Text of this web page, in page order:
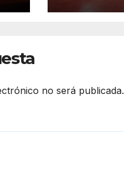
no será publicada.